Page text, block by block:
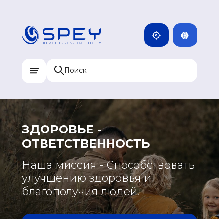
МОНГОЛИЯ
ДОМИНИКАН
MNG
ЗДОРОВЬЕ -
ОТВЕТСТВЕННОСТЬ
Наша миссия - Способствовать
улучшению здоровья и
благополучия людей.